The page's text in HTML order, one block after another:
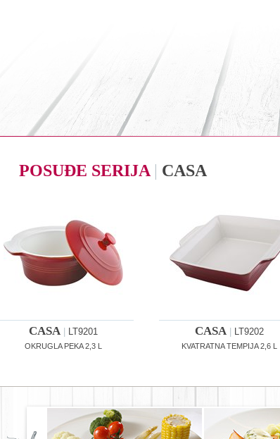
POSUĐE SERIJA | CASA
CASA LT9201
OKRUGLA PEKA 2,3 L
CASA LT9202
KVATRATNA TEMPIJA 2,6 L